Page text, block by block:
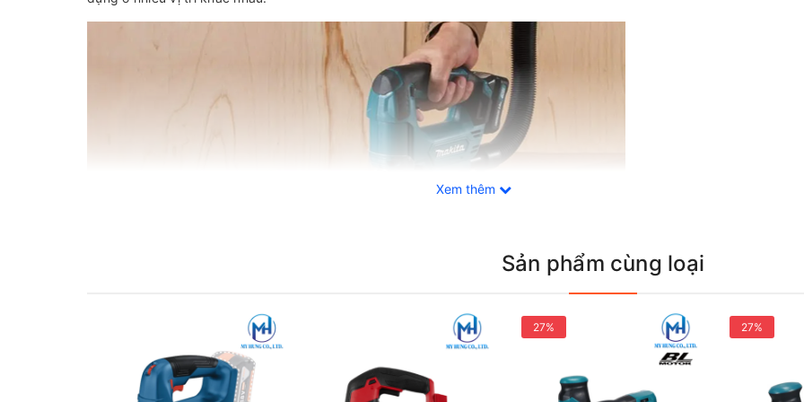
Xem thêm
Sản phẩm cùng loại
27% 27%